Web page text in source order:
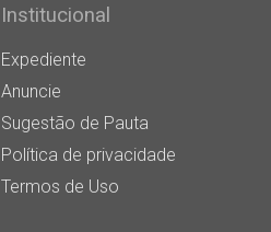
Institucional
Expediente
Anuncie
Sugestão de Pauta
Política de privacidade
Termos de Uso